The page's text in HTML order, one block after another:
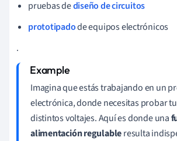
pruebas dediseño de circuitos
prototipadode equipos electrónicos
.
Imagina que estás trabajando en un
electrónica, donde necesitas probar
distintos voltajes. Aquí es donde una
alimentación regulableresulta